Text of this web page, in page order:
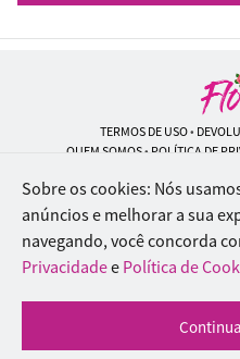
TERMOS DE USO•
QUEM SOMOS• POLÍTICA DE
Rio de Flores |
Rua Lopes Trovão, 42 -
WhatsApp: (21) 96451-
© 2024-2026 - Todos os direitos
Sobre os cookies: Nós
anúncios e melhorar a sua
navegando, você concorda
Privacidadee Política de